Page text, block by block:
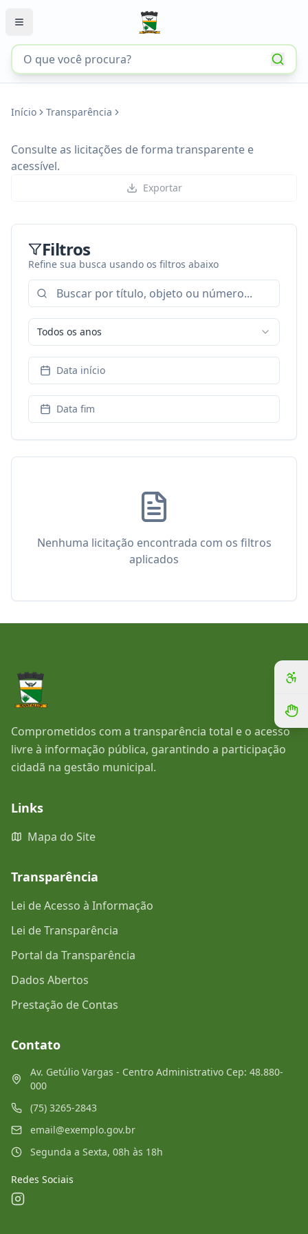
Início Transparência
Consulte as licitações de forma transparente e
acessível.
Exportar
Filtros
Refine sua busca usando os filtros abaixo
Todos os anos
Data início
Data fim
Nenhuma licitação encontrada com os filtros
aplicados
Comprometidos com a transparência total e o acesso
livre à informação pública, garantindo a participação
cidadã na gestão municipal.
Links
Mapa do Site
Transparência
Lei de Acesso à Informação
Lei de Transparência
Portal da Transparência
Dados Abertos
Prestação de Contas
Contato
Av. Getúlio Vargas - Centro Administrativo Cep: 48.880-
000
(75) 3265-2843
email@exemplo.gov.br
Segunda a Sexta, 08h às 18h
Redes Sociais